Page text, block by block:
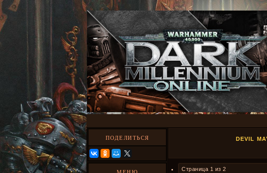
ПОДЕЛИТЬСЯ
DEVIL
Страница 1 из 2